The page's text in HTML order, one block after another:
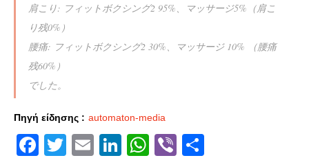
肩こり: フィットボクシング2 95%、マッサージ5%（肩こ
り残0%）
腰痛: フィットボクシング2 30%、マッサージ 10% （腰痛
残60%）
でした。
— bao (@baobabustroll) November 12, 2023
Πηγή είδησης : automaton-media
Facebook
Twitter
EmailLinkedIn
WhatsApp
Viber